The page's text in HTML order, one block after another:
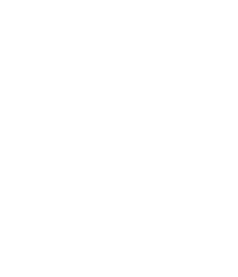
amenaza infecciosa para los
es una de las principales